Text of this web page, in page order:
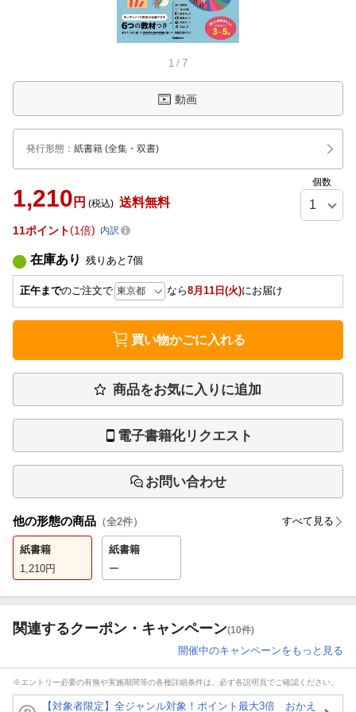
1 / 7
動画
発行形態 ： 紙書籍 (全集・双書)
1,210 円 (税込) 送料無料
個数
11ポイント 1倍 内訳
在庫あり 残りあと 7個
正午までのご注文で なら8月11日(火)にお届け
買い物かごに入れる
商品をお気に入りに追加
電子書籍化リクエスト
お問い合わせ
他の形態の商品 （全2件） すべて見る
紙書籍
1,210円
紙書籍
ー
関連するクーポン・キャンペーン(10件)
開催中のキャンペーンをもっと見る
※エントリー必要の有無や実施期間等の各種詳細条件は、必ず各説明頁でご確認ください。
【対象者限定】全ジャンル対象！ポイント最大3倍 おかえ